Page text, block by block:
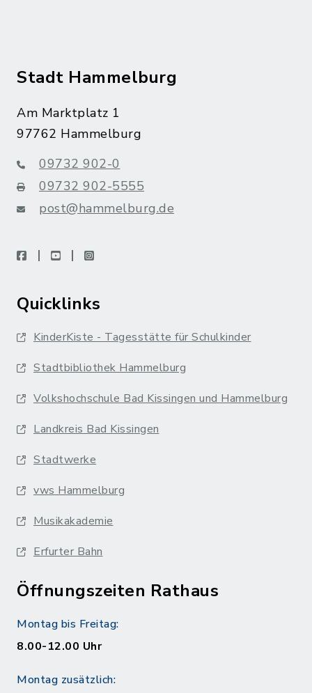
Stadt Hammelburg
Am Marktplatz 1
97762 Hammelburg
09732 902-0
09732 902-5555
post@hammelburg.de
facebookyoutubeinstagram
Quicklinks
KinderKiste - Tagesstätte für Schulkinder
Stadtbibliothek Hammelburg
Volkshochschule Bad Kissingen und Hammelburg
Landkreis Bad Kissingen
Stadtwerke
vws Hammelburg
Musikakademie
Erfurter Bahn
Öffnungszeiten Rathaus
Montag bis Freitag:
8.00-12.00 Uhr
Montag zusätzlich: